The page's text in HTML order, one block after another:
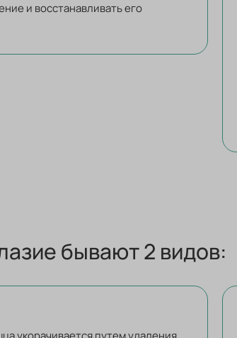
и восстанавливать его
бывают 2 видов: